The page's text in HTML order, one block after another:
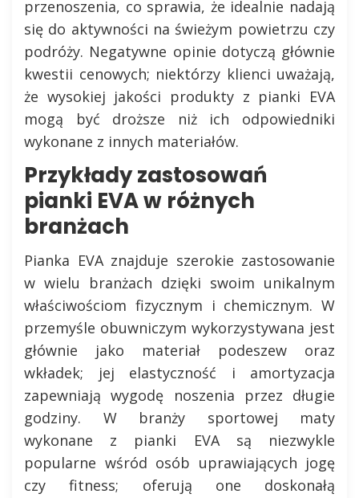
przenoszenia, co sprawia, że idealnie nadają
się do aktywności na świeżym powietrzu czy
podróży. Negatywne opinie dotyczą głównie
kwestii cenowych; niektórzy klienci uważają,
że wysokiej jakości produkty z pianki EVA
mogą być droższe niż ich odpowiedniki
wykonane z innych materiałów.
Przykłady zastosowań
pianki EVA w różnych
branżach
Pianka EVA znajduje szerokie zastosowanie
w wielu branżach dzięki swoim unikalnym
właściwościom fizycznym i chemicznym. W
przemyśle obuwniczym wykorzystywana jest
głównie jako materiał podeszew oraz
wkładek; jej elastyczność i amortyzacja
zapewniają wygodę noszenia przez długie
godziny. W branży sportowej maty
wykonane z pianki EVA są niezwykle
popularne wśród osób uprawiających jogę
czy fitness; oferują one doskonałą